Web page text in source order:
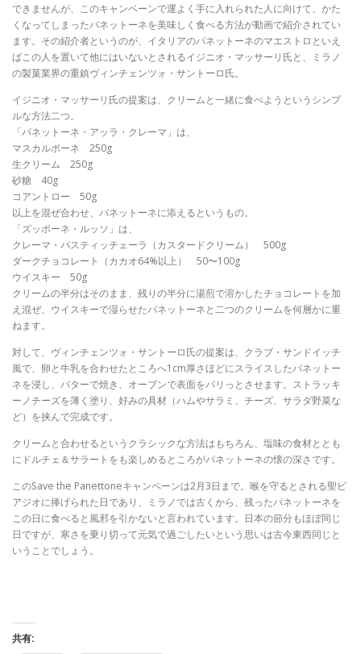
できませんが、このキャンペーンで運よく手に入れられた人に向けて、かた
くなってしまったパネットーネを美味しく食べる方法が動画で紹介されてい
ます。その紹介者というのが、イタリアのパネットーネのマエストロといえ
ばこの人を置いて他にはいないとされるイジニオ・マッサーリ氏と、ミラノ
の製菓業界の重鎮ヴィンチェンツォ・サントーロ氏。
イジニオ・マッサーリ氏の提案は、クリームと一緒に食べようというシンプ
ルな方法二つ。
「パネットーネ・アッラ・クレーマ」は、
マスカルポーネ 250g
生クリーム 250g
砂糖 40g
コアントロー 50g
以上を混ぜ合わせ、パネットーネに添えるというもの。
「ズッポーネ・ルッソ」は、
クレーマ・パスティッチェーラ（カスタードクリーム） 500g
ダークチョコレート（カカオ64%以上） 50〜100g
ウイスキー 50g
クリームの半分はそのまま、残りの半分に湯煎で溶かしたチョコレートを加
え混ぜ、ウイスキーで湿らせたパネットーネと二つのクリームを何層かに重
ねます。
対して、ヴィンチェンツォ・サントーロ氏の提案は、クラブ・サンドイッチ
風で、卵と牛乳を合わせたところへ1cm厚さほどにスライスしたパネットー
ネを浸し、バターで焼き、オーブンで表面をパリっとさせます。ストラッキ
ーノチーズを薄く塗り、好みの具材（ハムやサラミ、チーズ、サラダ野菜な
ど）を挟んで完成です。
クリームと合わせるというクラシックな方法はもちろん、塩味の食材ととも
にドルチェ＆サラートをも楽しめるところがパネットーネの懐の深さです。
このSave the Panettoneキャンペーンは2月3日まで。喉を守るとされる聖ビ
アジオに捧げられた日であり、ミラノでは古くから、残ったパネットーネを
この日に食べると風邪を引かないと言われています。日本の節分もほぼ同じ
日ですが、寒さを乗り切って元気で過ごしたいという思いは古今東西同じと
いうことでしょう。
共有: